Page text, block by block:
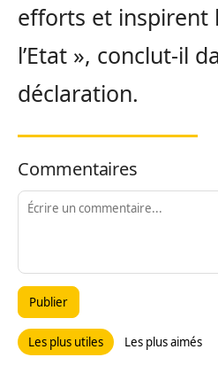
efforts et inspirent
l’Etat », conclut-il
déclaration.
Commentaires
Publier
Les plus utiles Les plus aimés